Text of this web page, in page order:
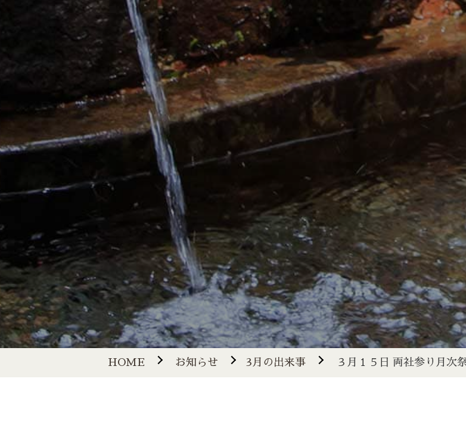
HOME お知らせ 3月の出来事 ３月１５日 両社参り月次